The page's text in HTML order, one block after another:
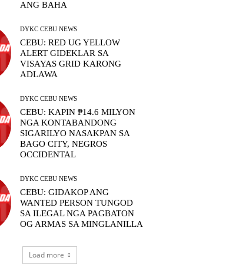
ANG BAHA
DYKC CEBU NEWS
CEBU: RED UG YELLOW
ALERT GIDEKLAR SA
VISAYAS GRID KARONG
ADLAWA
DYKC CEBU NEWS
CEBU: KAPIN ₱14.6 MILYON
NGA KONTABANDONG
SIGARILYO NASAKPAN SA
BAGO CITY, NEGROS
OCCIDENTAL
DYKC CEBU NEWS
CEBU: GIDAKOP ANG
WANTED PERSON TUNGOD
SA ILEGAL NGA PAGBATON
OG ARMAS SA MINGLANILLA
Load more